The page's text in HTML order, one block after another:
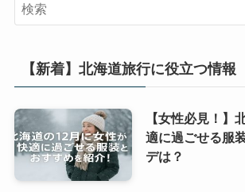
【新着】北海道旅行に役立つ情報
【女性必見！】
適に過ごせる服
デは？